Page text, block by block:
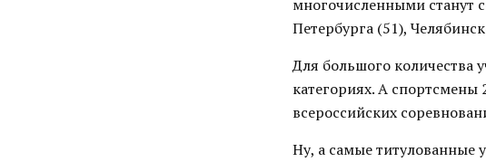
многочисленными станут
Петербурга (51),
Для большого количества
категориях. А спортсмены
всероссийских
Ну, а самые